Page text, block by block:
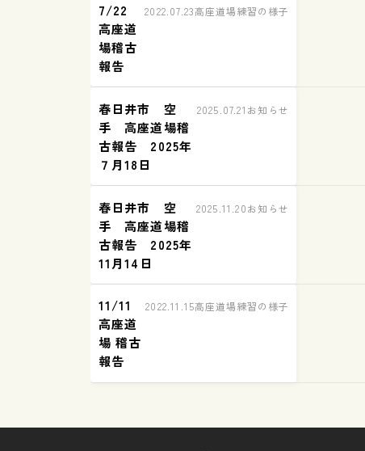
7/22
高座道
場稽古
報告
2022.07.23高座道場練習の様子
春日井市 空
手 高座道場稽
古報告 2025年
７月18日
2025.07.21 お知らせ
春日井市 空
手 高座道場稽
古報告 2025年
11月14日
2025.11.20お知らせ
11/11
高座道
場 稽古
報告
2022.11.15高座道場練習の様子